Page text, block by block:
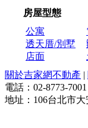
房屋型態
公寓
透天厝/別墅
店面
關於吉家網不動產 |
電話： 02-8773-7001
地址： 106台北市